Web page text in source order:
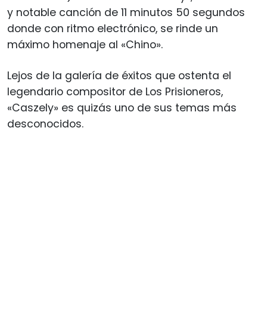
y notable canción de 11 minutos 50 segundos
donde con ritmo electrónico, se rinde un
máximo homenaje al «Chino».
Lejos de la galería de éxitos que ostenta el
legendario compositor de Los Prisioneros,
«Caszely» es quizás uno de sus temas más
desconocidos.